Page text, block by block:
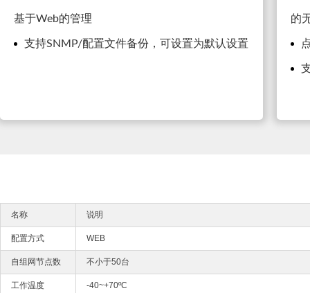
基于Web的管理
支持SNMP/配置文件备份，可设置为默认设置
的
名称 说明
配置方式 WEB
自组网节点数 不小于50台
工作温度 -40~+70ºC